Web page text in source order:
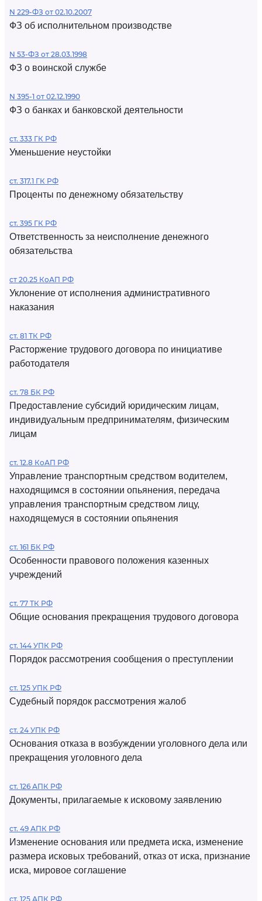
N 229-ФЗ от 02.10.2007
ФЗ об исполнительном производстве
N 53-ФЗ от 28.03.1998
ФЗ о воинской службе
N 395-1 от 02.12.1990
ФЗ о банках и банковской деятельности
ст. 333 ГК РФ
Уменьшение неустойки
ст. 317.1 ГК РФ
Проценты по денежному обязательству
ст. 395 ГК РФ
Ответственность за неисполнение денежного
обязательства
ст 20.25 КоАП РФ
Уклонение от исполнения административного
наказания
ст. 81 ТК РФ
Расторжение трудового договора по инициативе
работодателя
ст. 78 БК РФ
Предоставление субсидий юридическим лицам,
индивидуальным предпринимателям, физическим
лицам
ст. 12.8 КоАП РФ
Управление транспортным средством водителем,
находящимся в состоянии опьянения, передача
управления транспортным средством лицу,
находящемуся в состоянии опьянения
ст. 161 БК РФ
Особенности правового положения казенных
учреждений
ст. 77 ТК РФ
Общие основания прекращения трудового договора
ст. 144 УПК РФ
Порядок рассмотрения сообщения о преступлении
ст. 125 УПК РФ
Судебный порядок рассмотрения жалоб
ст. 24 УПК РФ
Основания отказа в возбуждении уголовного дела или
прекращения уголовного дела
ст. 126 АПК РФ
Документы, прилагаемые к исковому заявлению
ст. 49 АПК РФ
Изменение основания или предмета иска, изменение
размера исковых требований, отказ от иска, признание
иска, мировое соглашение
ст. 125 АПК РФ